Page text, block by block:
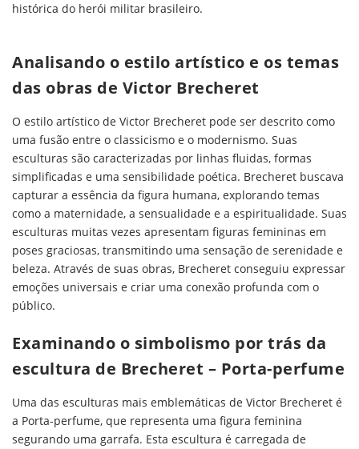
histórica do herói militar brasileiro.
Analisando o estilo artístico e os temas
das obras de Victor Brecheret
O estilo artístico de Victor Brecheret pode ser descrito como
uma fusão entre o classicismo e o modernismo. Suas
esculturas são caracterizadas por linhas fluidas, formas
simplificadas e uma sensibilidade poética. Brecheret buscava
capturar a essência da figura humana, explorando temas
como a maternidade, a sensualidade e a espiritualidade. Suas
esculturas muitas vezes apresentam figuras femininas em
poses graciosas, transmitindo uma sensação de serenidade e
beleza. Através de suas obras, Brecheret conseguiu expressar
emoções universais e criar uma conexão profunda com o
público.
Examinando o simbolismo por trás da
escultura de Brecheret – Porta-perfume
Uma das esculturas mais emblemáticas de Victor Brecheret é
a Porta-perfume, que representa uma figura feminina
segurando uma garrafa. Esta escultura é carregada de